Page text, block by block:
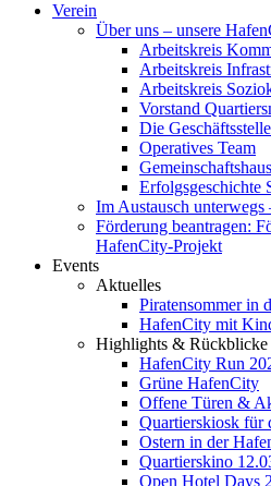
Verein
Über uns – unsere
Arbeitskreis
Arbeitskreis
Arbeitskreis
Vorstand
Die
Operatives Team
Erfolgsgeschichte
Im Austausch
Förderung beantragen:
HafenCity-Projekt
Events
Aktuelles
Piratensommer in
HafenCity mit
Highlights & Rückblicke
HafenCity Run
Grüne HafenCity
Offene Türen &
Quartierskiosk für
Ostern in der
Quartierskino
Open Hotel Days